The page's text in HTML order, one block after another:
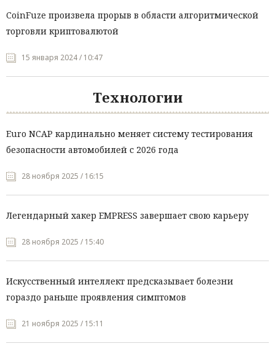
CoinFuze произвела прорыв в области алгоритмической
торговли криптовалютой
15 января 2024 / 10:47
Технологии
Euro NCAP кардинально меняет систему тестирования
безопасности автомобилей с 2026 года
28 ноября 2025 / 16:15
Легендарный хакер EMPRESS завершает свою карьеру
28 ноября 2025 / 15:40
Искусственный интеллект предсказывает болезни
гораздо раньше проявления симптомов
21 ноября 2025 / 15:11